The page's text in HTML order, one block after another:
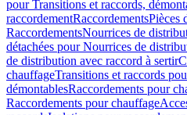
pour Transitions et raccords,
raccordementRaccordementsPièces
RaccordementsNourrices de
détachées pour Nourrices de
de distribution avec raccord à sertir
chauffageTransitions et raccords
démontablesRaccordements pour
Raccordements pour chauffage